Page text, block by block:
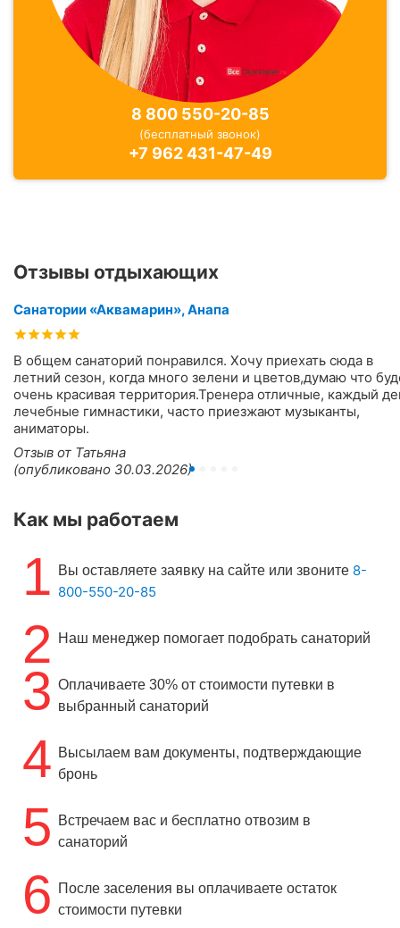
8 800 550-20-85
(бесплатный звонок)
+7 962 431-47-49
Отзывы отдыхающих
Санатории «Аквамарин», Анапа
В общем санаторий понравился. Хочу приехать сюда в
летний сезон, когда много зелени и цветов,думаю что
очень красивая территория.Тренера отличные, каждый
лечебные гимнастики, часто приезжают музыканты,
аниматоры.
Отзыв от Татьяна
(опубликовано 30.03.2026)
Как мы работаем
1 Вы оставляете заявку на сайте или звоните 8-
800-550-20-85
2 Наш менеджер помогает подобрать санаторий
3 Оплачиваете 30% от стоимости путевки в
выбранный санаторий
4 Высылаем вам документы, подтверждающие
бронь
5
Встречаем вас и бесплатно отвозим в
санаторий
6
После заселения вы оплачиваете остаток
стоимости путевки